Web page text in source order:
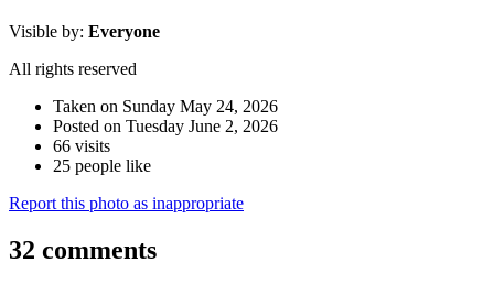
Visible by: Everyone
All rights reserved
Taken on Sunday May 24, 2026
Posted on Tuesday June 2, 2026
66 visits
25 people like
Report this photo as inappropriate
32 comments